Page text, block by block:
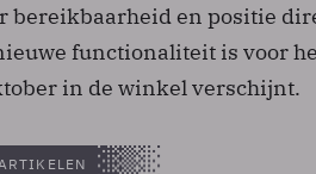
bereikbaarheid en positie
functionaliteit is voor
in de winkel verschijnt.